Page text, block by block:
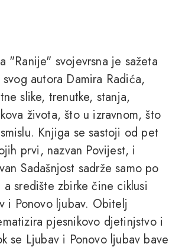
"Ranije" svojevrsna je sažeta
autora Damira Radića,
slike, trenutke, stanja,
života, što u izravnom, što
Knjiga se sastoji od pet
prvi, nazvan Povijest, i
Sadašnjost sadrže samo po
središte zbirke čine ciklusi
i Ponovo ljubav. Obitelj
pjesnikovo djetinjstvo i
se Ljubav i Ponovo ljubav bave